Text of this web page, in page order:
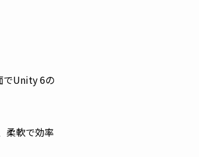
でUnity 6の
柔軟で効率